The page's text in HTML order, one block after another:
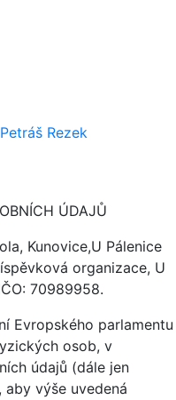
Petráš Rezek
ÚDAJŮ
Kunovice,U Pálenice
organizace, U
70989958.
Evropského parlamentu
osob, v
údajů (dále jen
aby výše uvedená